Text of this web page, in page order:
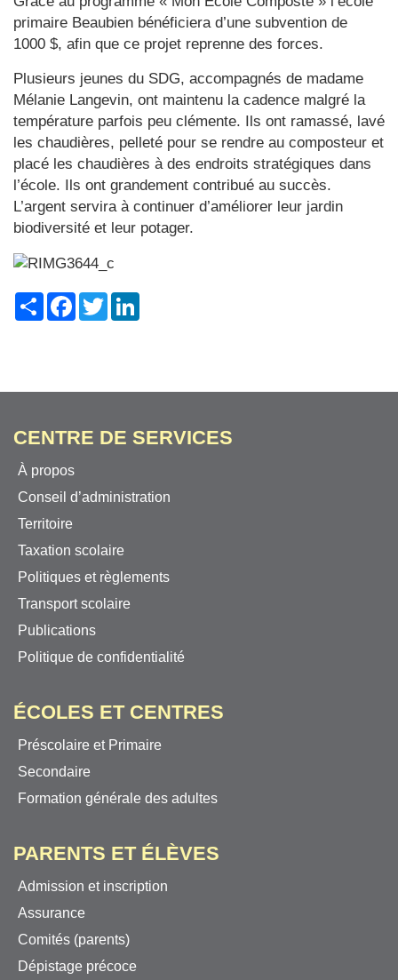
primaire Beaubien bénéficiera d’une subvention de
1000 $, afin que ce projet reprenne des forces.
Plusieurs jeunes du SDG, accompagnés de madame
Mélanie Langevin, ont maintenu la cadence malgré la
température parfois peu clémente. Ils ont ramassé, lavé
les chaudières, pelleté pour se rendre au composteur et
placé les chaudières à des endroits stratégiques dans
l’école. Ils ont grandement contribué au succès.
L’argent servira à continuer d’améliorer leur jardin
biodiversité et leur potager.
ShareFacebook
Twitter
CENTRE DE SERVICES
À propos
Conseil d’administration
Territoire
Taxation scolaire
Politiques et règlements
Transport scolaire
Publications
Politique de confidentialité
ÉCOLES ET CENTRES
Préscolaire et Primaire
Secondaire
Formation générale des adultes
PARENTS ET ÉLÈVES
Admission et inscription
Assurance
Comités (parents)
Dépistage précoce